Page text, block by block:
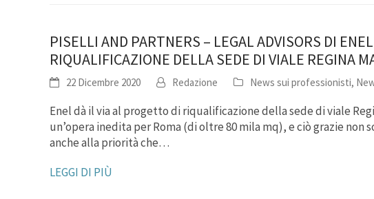
PISELLI AND PARTNERS – LEGAL ADVISORS DI
RIQUALIFICAZIONE DELLA SEDE DI VIALE REGINA
22 Dicembre 2020 Redazione News sui professionisti,
Enel dà il via al progetto di riqualificazione della sede di viale
un’opera inedita per Roma (di oltre 80 mila mq), e ciò grazie non
anche alla priorità che…
LEGGI DI PIÙ